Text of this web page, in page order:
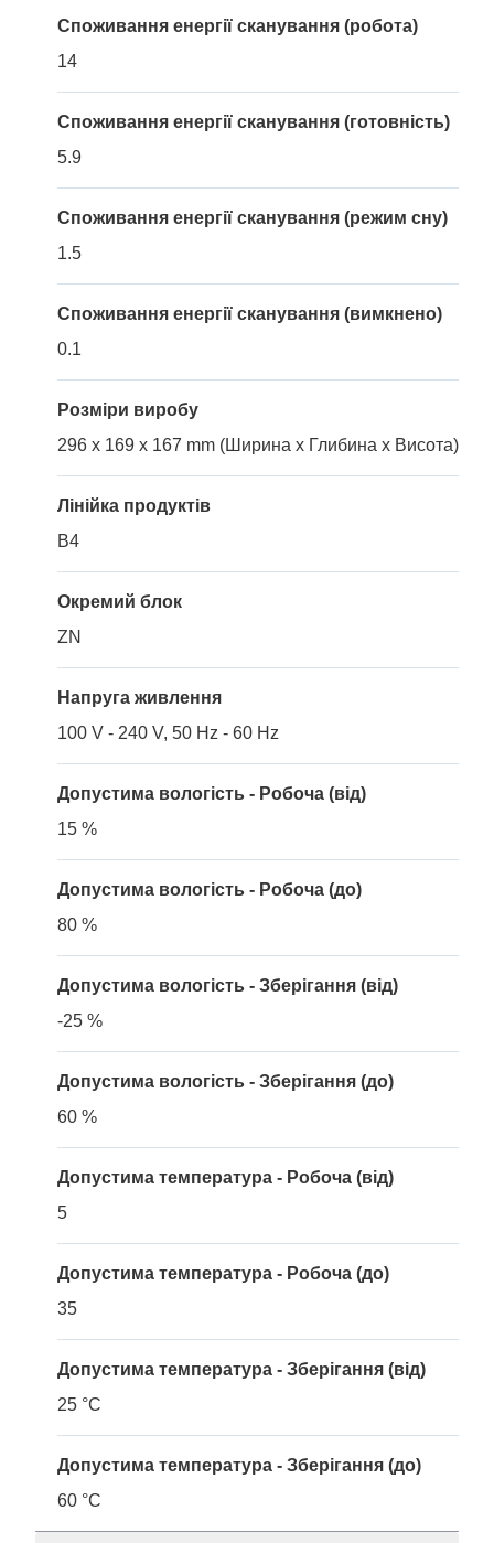
Споживання енергії сканування (робота)
14
Споживання енергії сканування (готовність)
5.9
Споживання енергії сканування (режим сну)
1.5
Споживання енергії сканування (вимкнено)
0.1
Розміри виробу
296 x 169 x 167 mm (Ширина x Глибина x Висота)
Лінійка продуктів
B4
Окремий блок
ZN
Напруга живлення
100 V - 240 V, 50 Hz - 60 Hz
Допустима вологість - Робоча (від)
15 %
Допустима вологість - Робоча (до)
80 %
Допустима вологість - Зберігання (від)
-25 %
Допустима вологість - Зберігання (до)
60 %
Допустима температура - Робоча (від)
5
Допустима температура - Робоча (до)
35
Допустима температура - Зберігання (від)
25 °C
Допустима температура - Зберігання (до)
60 °C